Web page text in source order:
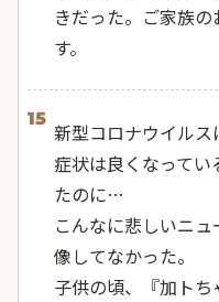
きだった。ご家族
す。
15
新型コロナウイル
症状は良くなってい
たのに…
こんなに悲しいニ
像してなかった。
子供の頃、『加ト